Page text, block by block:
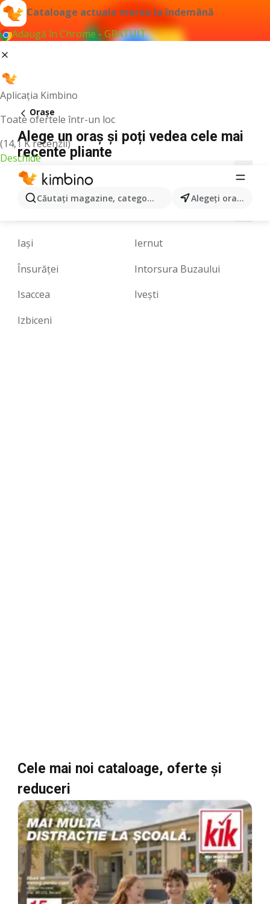
Cataloage actuale mereu la îndemână
Adaugă în Chrome - GRATUIT
Aplicația Kimbino
Toate ofertele într-un loc
(14,1 K recenzii)
Deschide
Căutaţi magazine, categorii, produse... Alegeţi oraşul
Oraşe
Alege un oraș și poți vedea cele mai
recente pliante
1 A B I
L
M N O P R T U V
Iași
Iernut
Însurăţei
Intorsura Buzaului
Isaccea
Iveşti
Izbiceni
Cele mai noi cataloage, oferte şi
reduceri